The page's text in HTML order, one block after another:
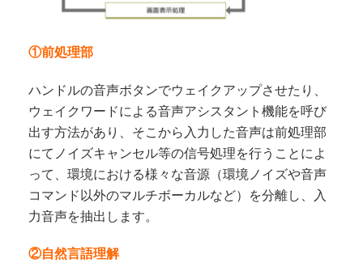
①前処理部
ハンドルの音声ボタンでウェイクアップさせたり、
ウェイクワードによる音声アシスタント機能を呼び
出す方法があり、そこから入力した音声は前処理部
にてノイズキャンセル等の信号処理を行うことによ
って、環境における様々な音源（環境ノイズや音声
コマンド以外のマルチボーカルなど）を分離し、入
力音声を抽出します。
②自然言語理解